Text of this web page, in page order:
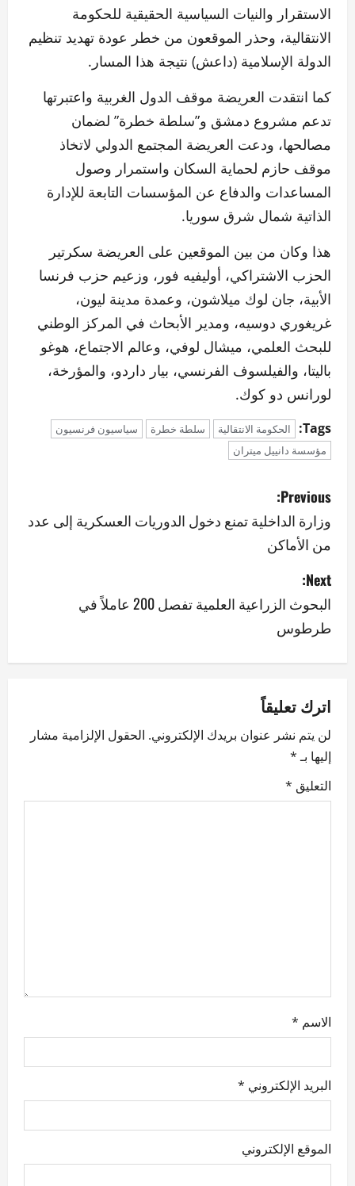
الاستقرار والنيات السياسية الحقيقية للحكومة
الانتقالية، وحذر الموقعون من خطر عودة تهديد تنظيم
الدولة الإسلامية (داعش) نتيجة هذا المسار.
كما انتقدت العريضة موقف الدول الغربية واعتبرتها
تدعم مشروع دمشق و”سلطة خطرة” لضمان
مصالحها، ودعت العريضة المجتمع الدولي لاتخاذ
موقف حازم لحماية السكان واستمرار وصول
المساعدات والدفاع عن المؤسسات التابعة للإدارة
الذاتية شمال شرق سوريا.
هذا وكان من بين الموقعين على العريضة سكرتير
الحزب الاشتراكي، أوليفيه فور، وزعيم حزب فرنسا
الأبية، جان لوك ميلاشون، وعمدة مدينة ليون،
غريغوري دوسيه، ومدير الأبحاث في المركز الوطني
للبحث العلمي، ميشال لوفي، وعالم الاجتماع، هوغو
باليتا، والفيلسوف الفرنسي، بيار داردو، والمؤرخة،
لورانس دو كوك.
Tags: الحكومة الانتقالية سلطة خطرة
سياسيون فرنسيون
مؤسسة دانييل ميتران
P
o
s
t
n
a
i
g
a
Previous:
وزارة الداخلية تمنع دخول الدوريات العسكرية إلى عدد
من الأماكن
Next:
البحوث الزراعية العلمية تفصل 200 عاملاً في
طرطوس
اترك تعليقاً
لن يتم نشر عنوان بريدك الإلكتروني. الحقول الإلزامية مشار
إليها بـ*
التعليق *
الاسم *
البريد الإلكتروني *
الموقع الإلكتروني